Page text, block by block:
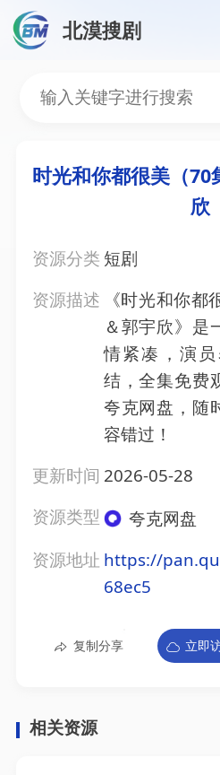
北漠搜剧
时光和你都
时光和你都很美（70
欣
资源分类 短剧
资源描述
《时光和你
＆郭宇欣》是
情紧凑，演
结，全集免费
夸克网盘，随
容错过！
更新时间 2026-05-28
资源类型
夸克网盘
资源地址 https://
68ec5
复制分享 立即
相关资源